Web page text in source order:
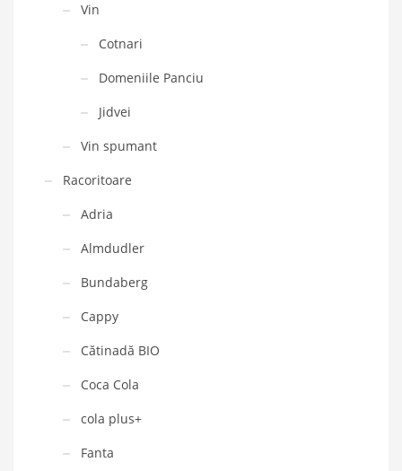
Vin
Cotnari
Domeniile Panciu
Jidvei
Vin spumant
Racoritoare
Adria
Almdudler
Bundaberg
Cappy
Cătinadă BIO
Coca Cola
cola plus+
Fanta